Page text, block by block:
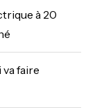
à 20
faire